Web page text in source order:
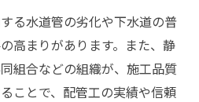
る水道管の劣化や下水道の普
高まりがあります。また、静
組合などの組織が、施工品質
ことで、配管工の実績や信頼